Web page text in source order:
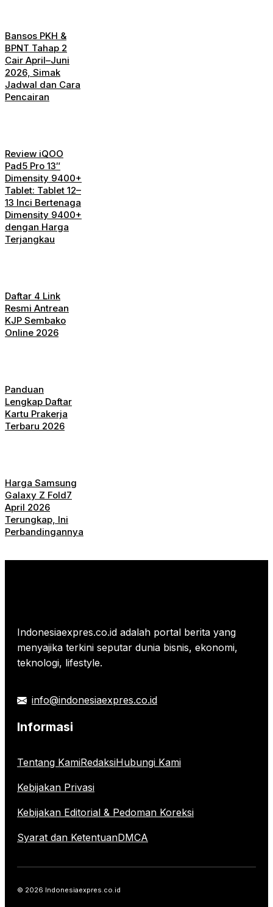
Bansos PKH &
BPNT Tahap 2
Cair April–Juni
2026, Simak
Jadwal dan Cara
Pencairan
Review iQOO
Pad5 Pro 13″
Dimensity 9400+
Tablet: Tablet 12–
13 Inci Bertenaga
Dimensity 9400+
dengan Harga
Terjangkau
Daftar 4 Link
Resmi Antrean
KJP Sembako
Online 2026
Panduan
Lengkap Daftar
Kartu Prakerja
Terbaru 2026
Harga Samsung
Galaxy Z Fold7
April 2026
Terungkap, Ini
Perbandingannya
Indonesiaexpres.co.id adalah portal berita yang
menyajika terkini seputar dunia bisnis, ekonomi,
teknologi, lifestyle.
info@indonesiaexpres.co.id
Informasi
Tentang KamiRedaksiHubungi Kami
Kebijakan Privasi
Kebijakan Editorial & Pedoman Koreksi
Syarat dan KetentuanDMCA
© 2026 Indonesiaexpres.co.id